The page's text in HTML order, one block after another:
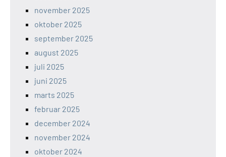
november 2025
oktober 2025
september 2025
august 2025
juli 2025
juni 2025
marts 2025
februar 2025
december 2024
november 2024
oktober 2024